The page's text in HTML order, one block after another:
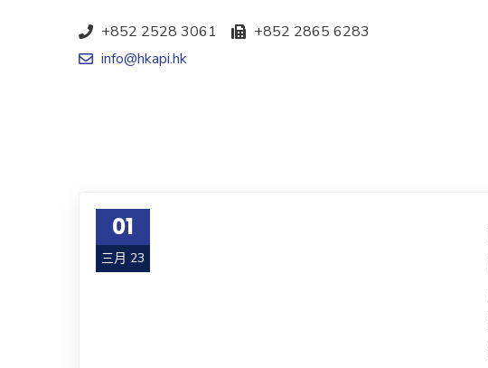
+852 2528 3061
+852 2865 6283
info@hkapi.hk
01
三月 23